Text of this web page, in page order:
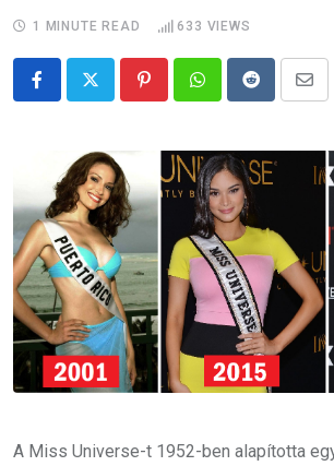
1 MINUTE READ 633 VIEWS
PinterestWhatsappReddit
A Miss Universe-t 1952-ben alapította